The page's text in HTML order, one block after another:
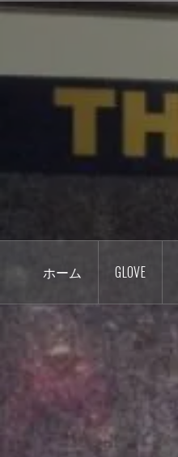
コ
ン
ホーム GLOVE